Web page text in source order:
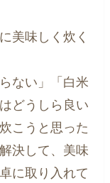
美味しく炊く
ない」「白米
どうしら良い
こうと思った
決して、美味
に取り入れて